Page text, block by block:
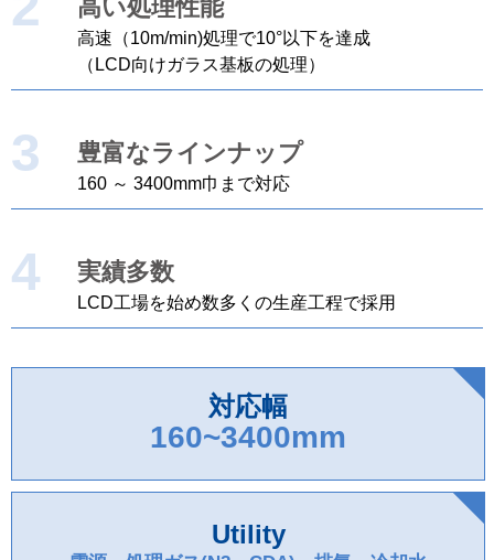
高い処理性能
高速（10m/min)処理で10°以下を達成
（LCD向けガラス基板の処理）
3 豊富なラインナップ
160 ～ 3400mm巾まで対応
4 実績多数
LCD工場を始め数多くの生産工程で採用
対応幅
160~3400mm
Utility